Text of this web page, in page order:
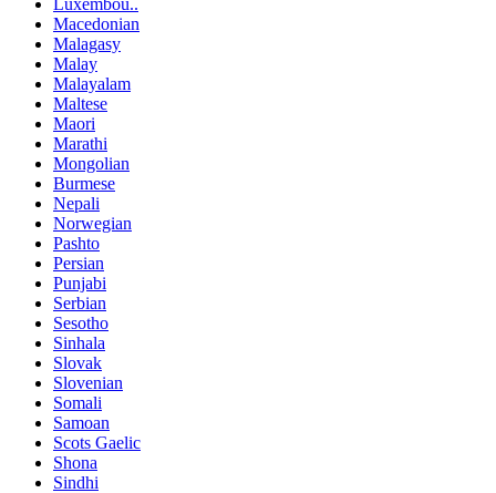
Luxembou..
Macedonian
Malagasy
Malay
Malayalam
Maltese
Maori
Marathi
Mongolian
Burmese
Nepali
Norwegian
Pashto
Persian
Punjabi
Serbian
Sesotho
Sinhala
Slovak
Slovenian
Somali
Samoan
Scots Gaelic
Shona
Sindhi